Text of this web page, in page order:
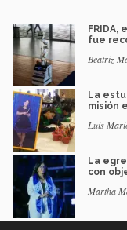
fue
Beatriz
La
misión
Luis
La
con
Martha